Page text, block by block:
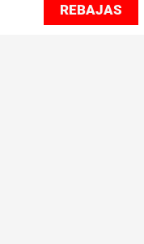
REBAJAS